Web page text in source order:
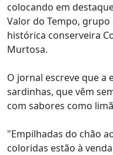
colocando em
Valor do Tempo,
histórica conserveira
Murtosa.
O jornal escreve que a
sardinhas, que vêm
com sabores como
"Empilhadas do chão
coloridas estão à